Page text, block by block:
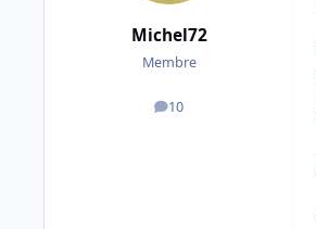
Michel72
Membre
10
messages